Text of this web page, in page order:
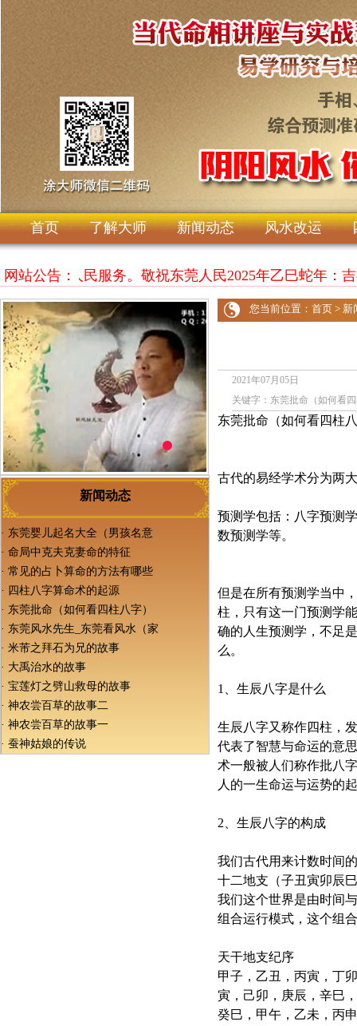
首页 了解大师 新闻动态 风水改运
网站公告：
诚为东莞人民服务。敬祝东莞人民2025年乙巳蛇年
新闻动态
· 东莞婴儿起名大全（男孩名意
· 命局中克夫克妻命的特征
· 常见的占卜算命的方法有哪些
· 四柱八字算命术的起源
· 东莞批命（如何看四柱八字）
· 东莞风水先生_东莞看风水（家
· 米芾之拜石为兄的故事
· 大禹治水的故事
· 宝莲灯之劈山救母的故事
· 神农尝百草的故事二
· 神农尝百草的故事一
· 蚕神姑娘的传说
您当前位置： 首页 > 新
2021年07月05日
关键字：东莞批命（如何看
东莞批命（如何看四柱
古代的易经学术分为两
预测学包括：八字预测
数预测学等。
但是在所有预测学当中
柱，只有这一门预测学
确的人生预测学，不足
么。
1、生辰八字是什么
生辰八字又称作四柱，
代表了智慧与命运的意
术一般被人们称作批八
人的一生命运与运势的
2、生辰八字的构成
我们古代用来计数时间
十二地支（子丑寅卯辰
我们这个世界是由时间
组合运行模式，这个组
天干地支纪序
甲子，乙丑，丙寅，丁
寅，己卯，庚辰，辛巳
癸巳，甲午，乙未，丙